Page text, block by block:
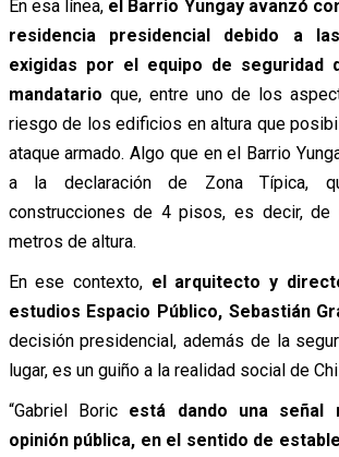
En esa línea, el Barrio Yungay avanzó
residencia presidencial debido a
exigidas por el equipo de seguridad
mandatario que, entre uno de los
riesgo de los edificios en altura que
ataque armado. Algo que en el Barrio
a la declaración de Zona Típica,
construcciones de 4 pisos, es decir, de
metros de altura.
En ese contexto, el arquitecto y
estudios Espacio Público, Sebastián
decisión presidencial, además de la
lugar, es un guiño a la realidad social de
“Gabriel Boric está dando una
opinión pública, en el sentido de